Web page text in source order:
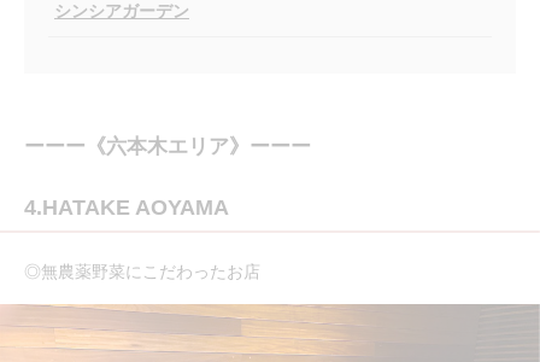
シンシアガーデン
ーーー《六本木エリア》ーーー
4.HATAKE AOYAMA
◎無農薬野菜にこだわったお店